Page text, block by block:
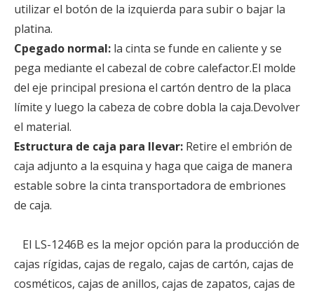
utilizar el botón de la izquierda para subir o bajar la
platina.
Cpegado normal: la cinta se funde en caliente y se
pega mediante el cabezal de cobre calefactor.El molde
del eje principal presiona el cartón dentro de la placa
límite y luego la cabeza de cobre dobla la caja.Devolver
el material.
Estructura de caja para llevar: Retire el embrión de
caja adjunto a la esquina y haga que caiga de manera
estable sobre la cinta transportadora de embriones
de caja.
El LS-1246B es la mejor opción para la producción de
cajas rígidas, cajas de regalo, cajas de cartón, cajas de
cosméticos, cajas de anillos, cajas de zapatos, cajas de